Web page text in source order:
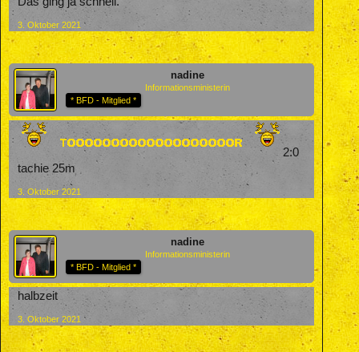
3. Oktober 2021
nadine
Informationsministerin
* BFD - Mitglied *
2:0
tachie 25m
3. Oktober 2021
nadine
Informationsministerin
* BFD - Mitglied *
halbzeit
3. Oktober 2021